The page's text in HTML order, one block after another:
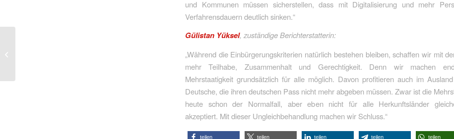
und Kommunen müssen sicherstellen, dass mit Digitalisierung und mehr
Verfahrensdauern deutlich sinken.“
Gülistan Yüksel, zuständige Berichterstatterin:
„Während die Einbürgerungskriterien natürlich bestehen bleiben, schaffen wir mit
mehr Teilhabe, Zusammenhalt und Gerechtigkeit. Denn wir machen
Mehrstaatigkeit grundsätzlich für alle möglich. Davon profitieren auch im
Deutsche, die ihren deutschen Pass nicht mehr abgeben müssen. Zwar ist die
heute schon der Normalfall, aber eben nicht für alle Herkunftsländer
akzeptiert. Mit dieser Ungleichbehandlung machen wir Schluss.“
teilen teilen teilen teilen teilen